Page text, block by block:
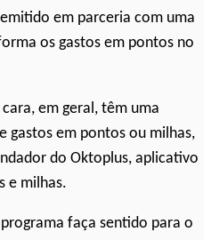
em parceria com uma
os gastos em pontos no
em geral, têm uma
gastos em pontos ou milhas,
do Oktoplus, aplicativo
e milhas.
faça sentido para o